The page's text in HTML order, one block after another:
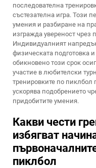
последователна
състезателна игра. Този
умения и разбиране на
изгражда увереност чрез
Индивидуалният
физическата подготовка
обикновено този срок
участие в любителски
тренировките по пиклбол
ускорява подобрението
придобитите умения.
Какви чести
избягват
пиклбол